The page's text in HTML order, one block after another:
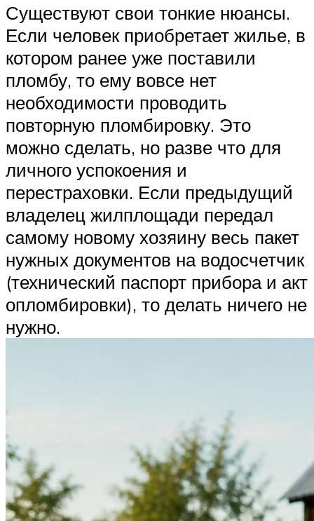
Существуют свои тонкие нюансы.
Если человек приобретает жилье, в
котором ранее уже поставили
пломбу, то ему вовсе нет
необходимости проводить
повторную пломбировку. Это
можно сделать, но разве что для
личного успокоения и
перестраховки. Если предыдущий
владелец жилплощади передал
самому новому хозяину весь пакет
нужных документов на водосчетчик
(технический паспорт прибора и акт
опломбировки), то делать ничего не
нужно.